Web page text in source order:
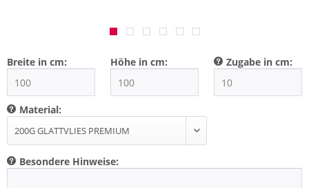
Breite in cm: Höhe in cm: Zugabe in cm:
Material:
Besondere Hinweise: